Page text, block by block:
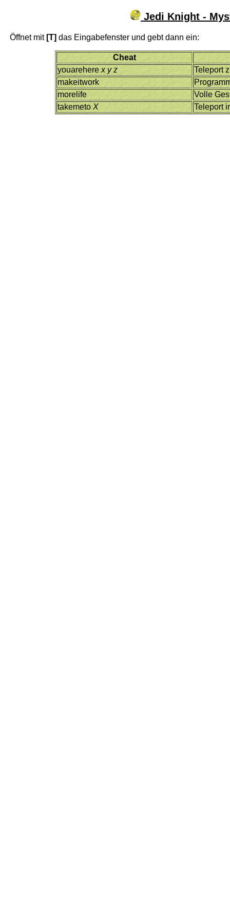
Jedi Knight -
Öffnet mit [T] das Eingabefenster und gebt dann ein:
Cheat
youareherex y z
Teleport
makeitwork
morelife
Volle
takemetoX Teleport